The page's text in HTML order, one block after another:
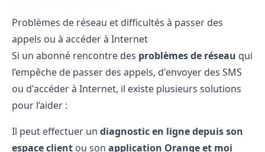
Problèmes de réseau et difficultés à passer des
appels ou à accéder à Internet
Si un abonné rencontre des problèmes de réseau qui
l’empêche de passer des appels, d'envoyer des SMS
ou d'accéder à Internet, il existe plusieurs solutions
pour l’aider :
Il peut effectuer un diagnostic en ligne depuis son
espace client ou son application Orange et moi